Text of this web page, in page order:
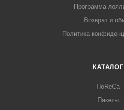
Программа
Возврат и
Политика
КАТАЛОГ
HoReCa
Пакеты